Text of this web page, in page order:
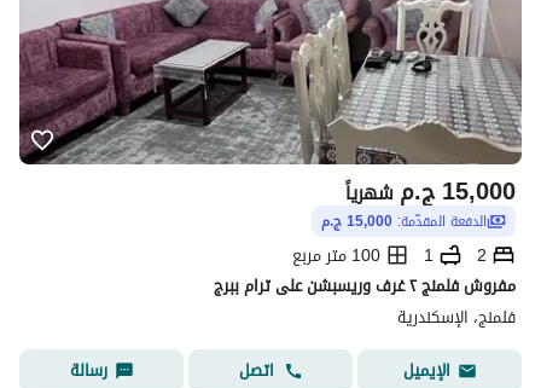
ج.م15,000 شهرياً
الدفعة المقدّمة: 15,000 ج.م
2
1
100 متر مربع
مفروش فلمنج ٢ غرف وريسبشن على ترام ببرج
فلمنج، الإسكندرية
الإيميل
اتصل رسالة